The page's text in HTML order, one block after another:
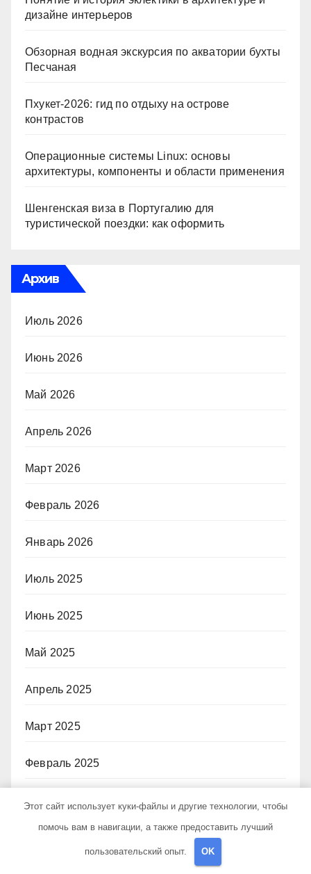
дизайне интерьеров
Обзорная водная экскурсия по акватории бухты
Песчаная
Пхукет-2026: гид по отдыху на острове
контрастов
Операционные системы Linux: основы
архитектуры, компоненты и области применения
Шенгенская виза в Португалию для
туристической поездки: как оформить
Архив
Июль 2026
Июнь 2026
Май 2026
Апрель 2026
Март 2026
Февраль 2026
Январь 2026
Июль 2025
Июнь 2025
Май 2025
Апрель 2025
Март 2025
Февраль 2025
Январь 2025
Этот сайт использует куки-файлы и другие технологии, чтобы
помочь вам в навигации, а также предоставить лучший
пользовательский опыт. OK